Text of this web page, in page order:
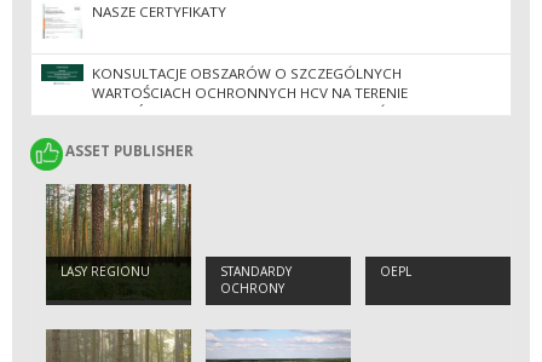
NASZE CERTYFIKATY
KONSULTACJE OBSZARÓW O SZCZEGÓLNYCH
WARTOŚCIACH OCHRONNYCH HCV NA TERENIE
NADLEŚNICTW REGIONALNEJ DYREKCJI LASÓW
ASSET PUBLISHER
ASSET PUBLISHER
LASY REGIONU
STANDARDY
OCHRONY
MAŁOLETNICH
OEPL